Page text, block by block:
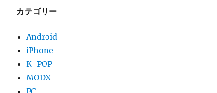
カテゴリー
Android
iPhone
K-POP
MODX